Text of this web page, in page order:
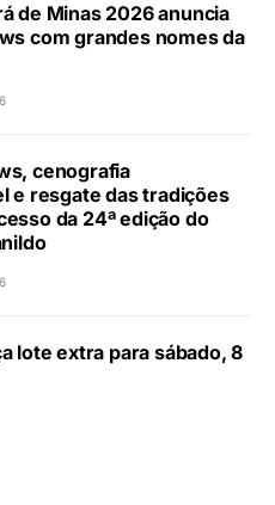
de Minas 2026 anuncia
com grandes nomes da
cenografia
e resgate das tradições
da 24ª edição do
lote extra para sábado, 8